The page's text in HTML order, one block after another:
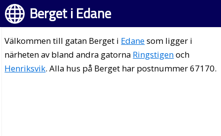
Berget i Edane
Välkommen till gatan Berget i Edanesom ligger i
närheten av bland andra gatorna Ringstigenoch
Henriksvik. Alla hus på Berget har postnummer 67170.